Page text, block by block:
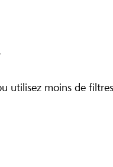
utilisez moins de